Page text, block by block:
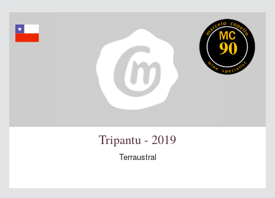
90
Tripantu - 2019
Terraustral